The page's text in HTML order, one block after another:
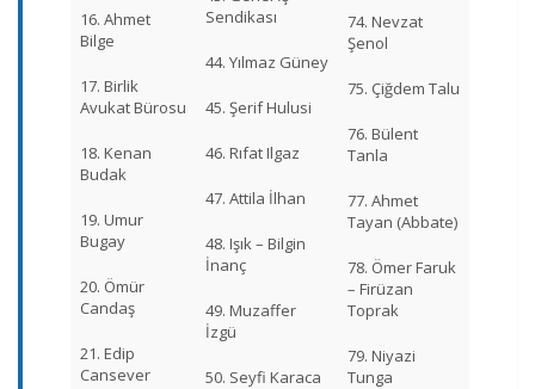
16. Ahmet
Bilge
17. Birlik
Avukat Bürosu
18. Kenan
Budak
19. Umur
Bugay
20. Ömür
Candaş
21. Edip
Cansever
Sendikası
44. Yılmaz Güney
45. Şerif Hulusi
46. Rıfat Ilgaz
47. Attila İlhan
48. Işık – Bilgin
İnanç
49. Muzaffer
İzgü
50. Seyfi Karaca
74. Nevzat
Şenol
75. Çiğdem Talu
76. Bülent
Tanla
77. Ahmet
Tayan (Abbate)
78. Ömer Faruk
– Firüzan
Toprak
79. Niyazi
Tunga